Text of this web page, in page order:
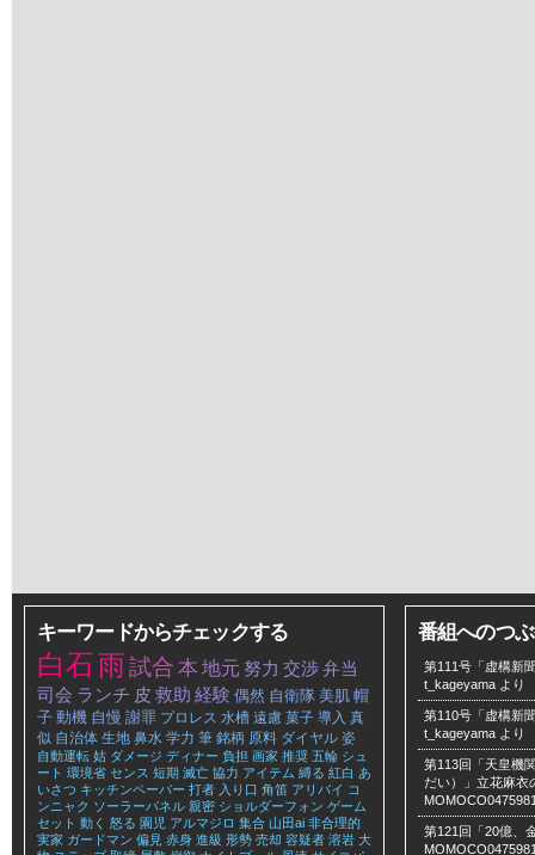
キーワードからチェックする
白石雨試合 本 地元 努力 交渉弁当
司会 ランチ 皮 救助 経験 偶然 自衛隊 美肌 帽
子 動機 自慢 謝罪 プロレス 水槽 遠慮 菓子 導入 真
似 自治体 生地 鼻水 学力 筆 銘柄 原料 ダイヤル 姿
自動運転 姑 ダメージ ディナー 負担 画家 推奨 五輪 シュ
ート 環境省 センス 短期 滅亡 協力 アイテム 縛る 紅白 あ
いさつ キッチンペーパー 打者 入り口 角笛 アリバイ コ
ンニャク ソーラーパネル 親密 ショルダーフォン ゲーム
セット 動く 怒る 園児 アルマジロ 集合 山田ai 非合理的
実家 ガードマン 偏見 赤身 進級 形勢 売却 容疑者 溶岩 大
番組へのつ
第111号「虚構新
t_kageyama より
第110号「虚構新
t_kageyama より
第113回「天皇機
だい）」立花麻衣
第121回「20億、